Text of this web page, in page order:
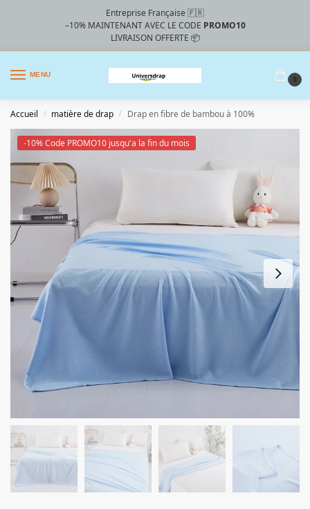
Entreprise Française 🇫🇷
–10% MAINTENANT AVEC LE CODE PROMO10
LIVRAISON OFFERTE 📦
MENU
0
Accueil / matière de drap / Drap en fibre de bambou à 100%
-10% Code PROMO10 jusqu'a la fin du mois